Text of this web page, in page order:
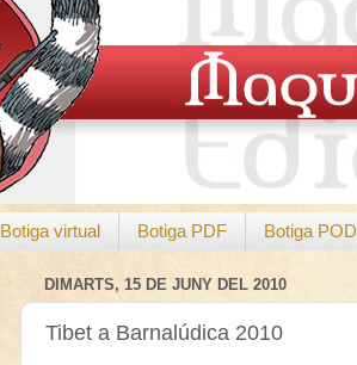
Botiga virtual Botiga PDF Botiga POD
DIMARTS, 15 DE JUNY DEL 2010
Tibet a Barnalúdica 2010